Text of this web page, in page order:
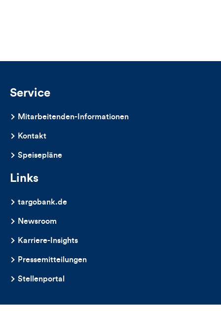
Service
Mitarbeitenden-Informationen
Kontakt
Speisepläne
Links
targobank.de
Newsroom
Karriere-Insights
Pressemitteilungen
Stellenportal